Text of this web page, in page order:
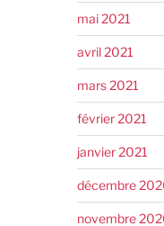
mai 2021
avril 2021
mars 2021
février 2021
janvier 2021
décembre
novembre